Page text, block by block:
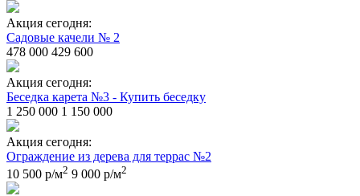
Акция сегодня:
Садовые качели № 2
478 000 429 600
Акция сегодня:
Беседка карета №3 - Купить беседку
1 250 000 1 150 000
Акция сегодня:
Ограждение из дерева для террас №2
10 500 р/м2 9 000 р/м2